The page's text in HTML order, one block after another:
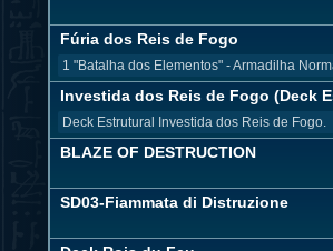
Fúria dos Reis de Fogo
1 "Batalha dos Elementos" - Armadilha
Investida dos Reis de Fogo (Deck
Deck Estrutural Investida dos Reis de Fogo.
BLAZE OF DESTRUCTION
SD03-Fiammata di Distruzione